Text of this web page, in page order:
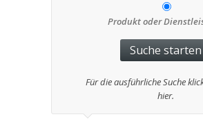
Produkt oder
Für die ausführliche Suche
hier.